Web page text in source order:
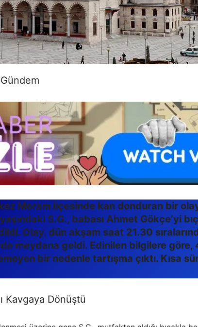
Meram ilçesinde kan donduran bir
S.G., babası Ahmet Gökçe’yi
Olay, dün akşam saat 21.30
meydana geldi. Edinilen bilgilere göre,
bir nedenle tartışma çıktı. Kısa
Kavgaya Dönüştü